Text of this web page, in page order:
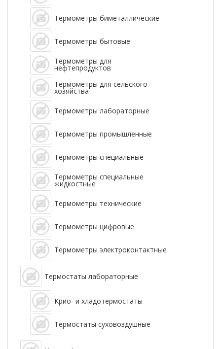
Термометры биметаллические
Термометры бытовые
Термометры для
нефтепродуктов
Термометры для сельского
хозяйства
Термометры лабораторные
Термометры промышленные
Термометры специальные
Термометры специальные
жидкостные
Термометры технические
Термометры цифровые
Термометры электроконтактные
Термостаты лабораторные
Крио- и хладотермостаты
Термостаты суховоздушные